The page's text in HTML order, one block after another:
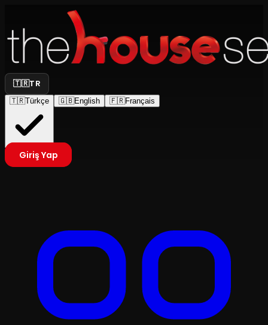
🇹🇷TR
🇹🇷Türkçe 🇬🇧English 🇫🇷Français
Giriş Yap